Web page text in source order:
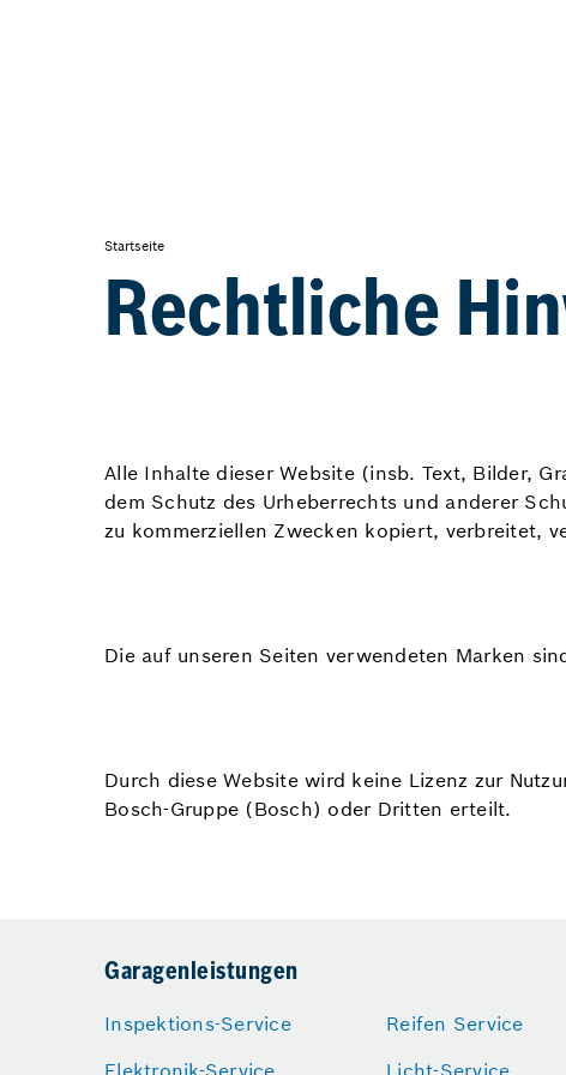
Startseite
Rechtliche
Alle Inhalte dieser Website (insb. Text, Bilder,
dem Schutz des Urheberrechts und anderer
zu kommerziellen Zwecken kopiert, verbreitet,
Die auf unseren Seiten verwendeten Marken
Durch diese Website wird keine Lizenz zur
Bosch-Gruppe (Bosch) oder Dritten erteilt.
Garagenleistungen
Inspektions-Service
Elektronik-Service
Reifen Service
Licht-Service